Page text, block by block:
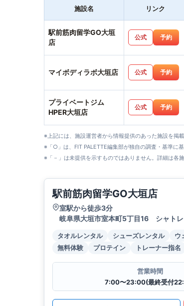
施設名 リンク
駅前筋肉留学GO大垣
店
公式 予約
マイボディラボ大垣店 公式 予約
プライベートジム
HPER大垣店
公式 予約
※上記には、施設運営者から情報提供のあった施設を掲
※「○」は、FIT PALETTE編集部が独自の調査・基準に
※「－」は未提供を示すものではありません。詳細は各
駅前筋肉留学GO大垣店
室駅から徒歩3分
岐阜県大垣市室本町5丁目16 シャトレ
タオルレンタル シューズレンタル ウ
無料体験
プロテイン トレーナー指名
営業時間
7:00〜23:00(最終受付